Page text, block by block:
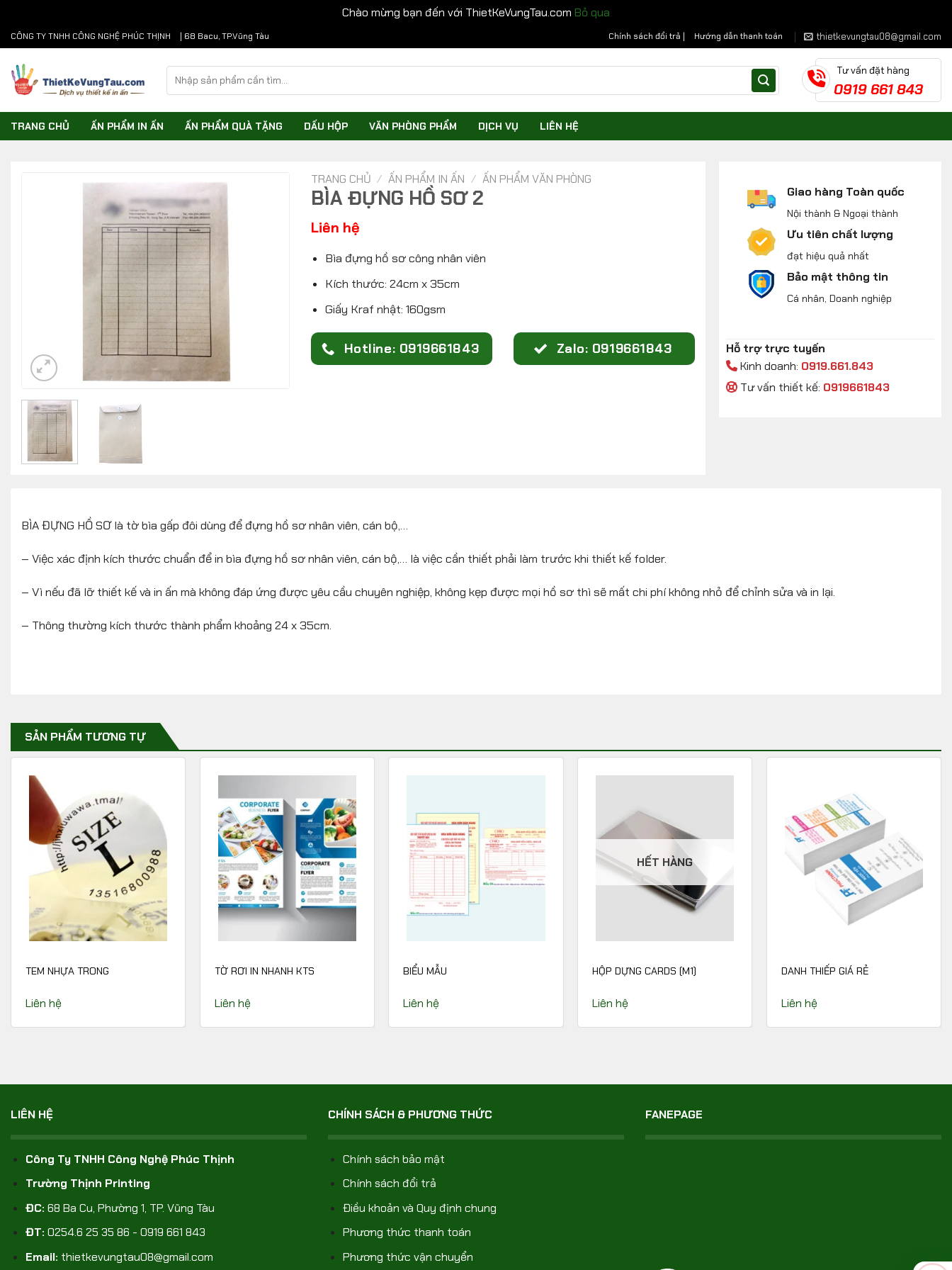
Chào mừng bạn đến với ThietKeVungTau.com Bỏ qua
Chuyển
đến
nội
dung
CÔNG TY TNHH CÔNG NGHỆ PHÚC THỊNH | 68 Bacu, TP.Vũng Tàu Chính sách đổi trả | Hướng dẫn thanh toán thietkevungtau08@gmail.com
kiếm:
Tư vấn đặt hàng
0919 661 843
TRANG CHỦ ẤN PHẨM IN ẤN ẤN PHẨM QUÀ TẶNG DẤU HỘP VĂN PHÒNG PHẨM DỊCH VỤ LIÊN HỆ
TRANG CHỦ / ẤN PHẨM IN ẤN / ẤN PHẨM VĂN PHÒNG
BÌA ĐỰNG HỒ SƠ 2
Liên hệ
Bìa đựng hồ sơ công nhân viên
Kích thước: 24cm x 35cm
Giấy Kraf nhật: 160gsm
Hotline: 0919661843 Zalo: 0919661843
Giao hàng Toàn quốc
Nội thành & Ngoại thành
Ưu tiên chất lượng
đạt hiệu quả nhất
Bảo mật thông tin
Cá nhân, Doanh nghiệp
Hỗ trợ trực tuyến
Kinh doanh: 0919.661.843
Tư vấn thiết kế: 0919661843
BÌA ĐỰNG HỒ SƠ là tờ bìa gấp đôi dùng để đựng hồ sơ nhân viên, cán bộ,…
– Việc xác định kích thước chuẩn để in bìa đựng hồ sơ nhân viên, cán bộ,… là việc cần thiết phải làm trước khi thiết kế folder.
– Vì nếu đã lỡ thiết kế và in ấn mà không đáp ứng được yêu cầu chuyên nghiệp, không kẹp được mọi hồ sơ thì sẽ mất chi phí không nhỏ để chỉnh sửa và in lại.
– Thông thường kích thước thành phẩm khoảng 24 x 35cm.
SẢN PHẨM TƯƠNG TỰ
TEM NHỰA TRONG
Liên hệ
TỜ RƠI IN NHANH KTS
Liên hệ
BIỂU MẪU
Liên hệ
HẾT HÀNG
HỘP DỰNG CARDS (M1)
Liên hệ
DANH THIẾP GIÁ RẺ
Liên hệ
LIÊN HỆ
Công Ty TNHH Công Nghệ Phúc Thịnh
Trường Thịnh Printing
ĐC: 68 Ba Cu, Phường 1, TP. Vũng Tàu
ĐT: 0254.6 25 35 86 - 0919 661 843
Email: thietkevungtau08@gmail.com
CHÍNH SÁCH & PHƯƠNG THỨC
Chính sách bảo mật
Chính sách đổi trả
Điều khoản và Quy định chung
Phương thức thanh toán
Phương thức vận chuyển
FANEPAGE